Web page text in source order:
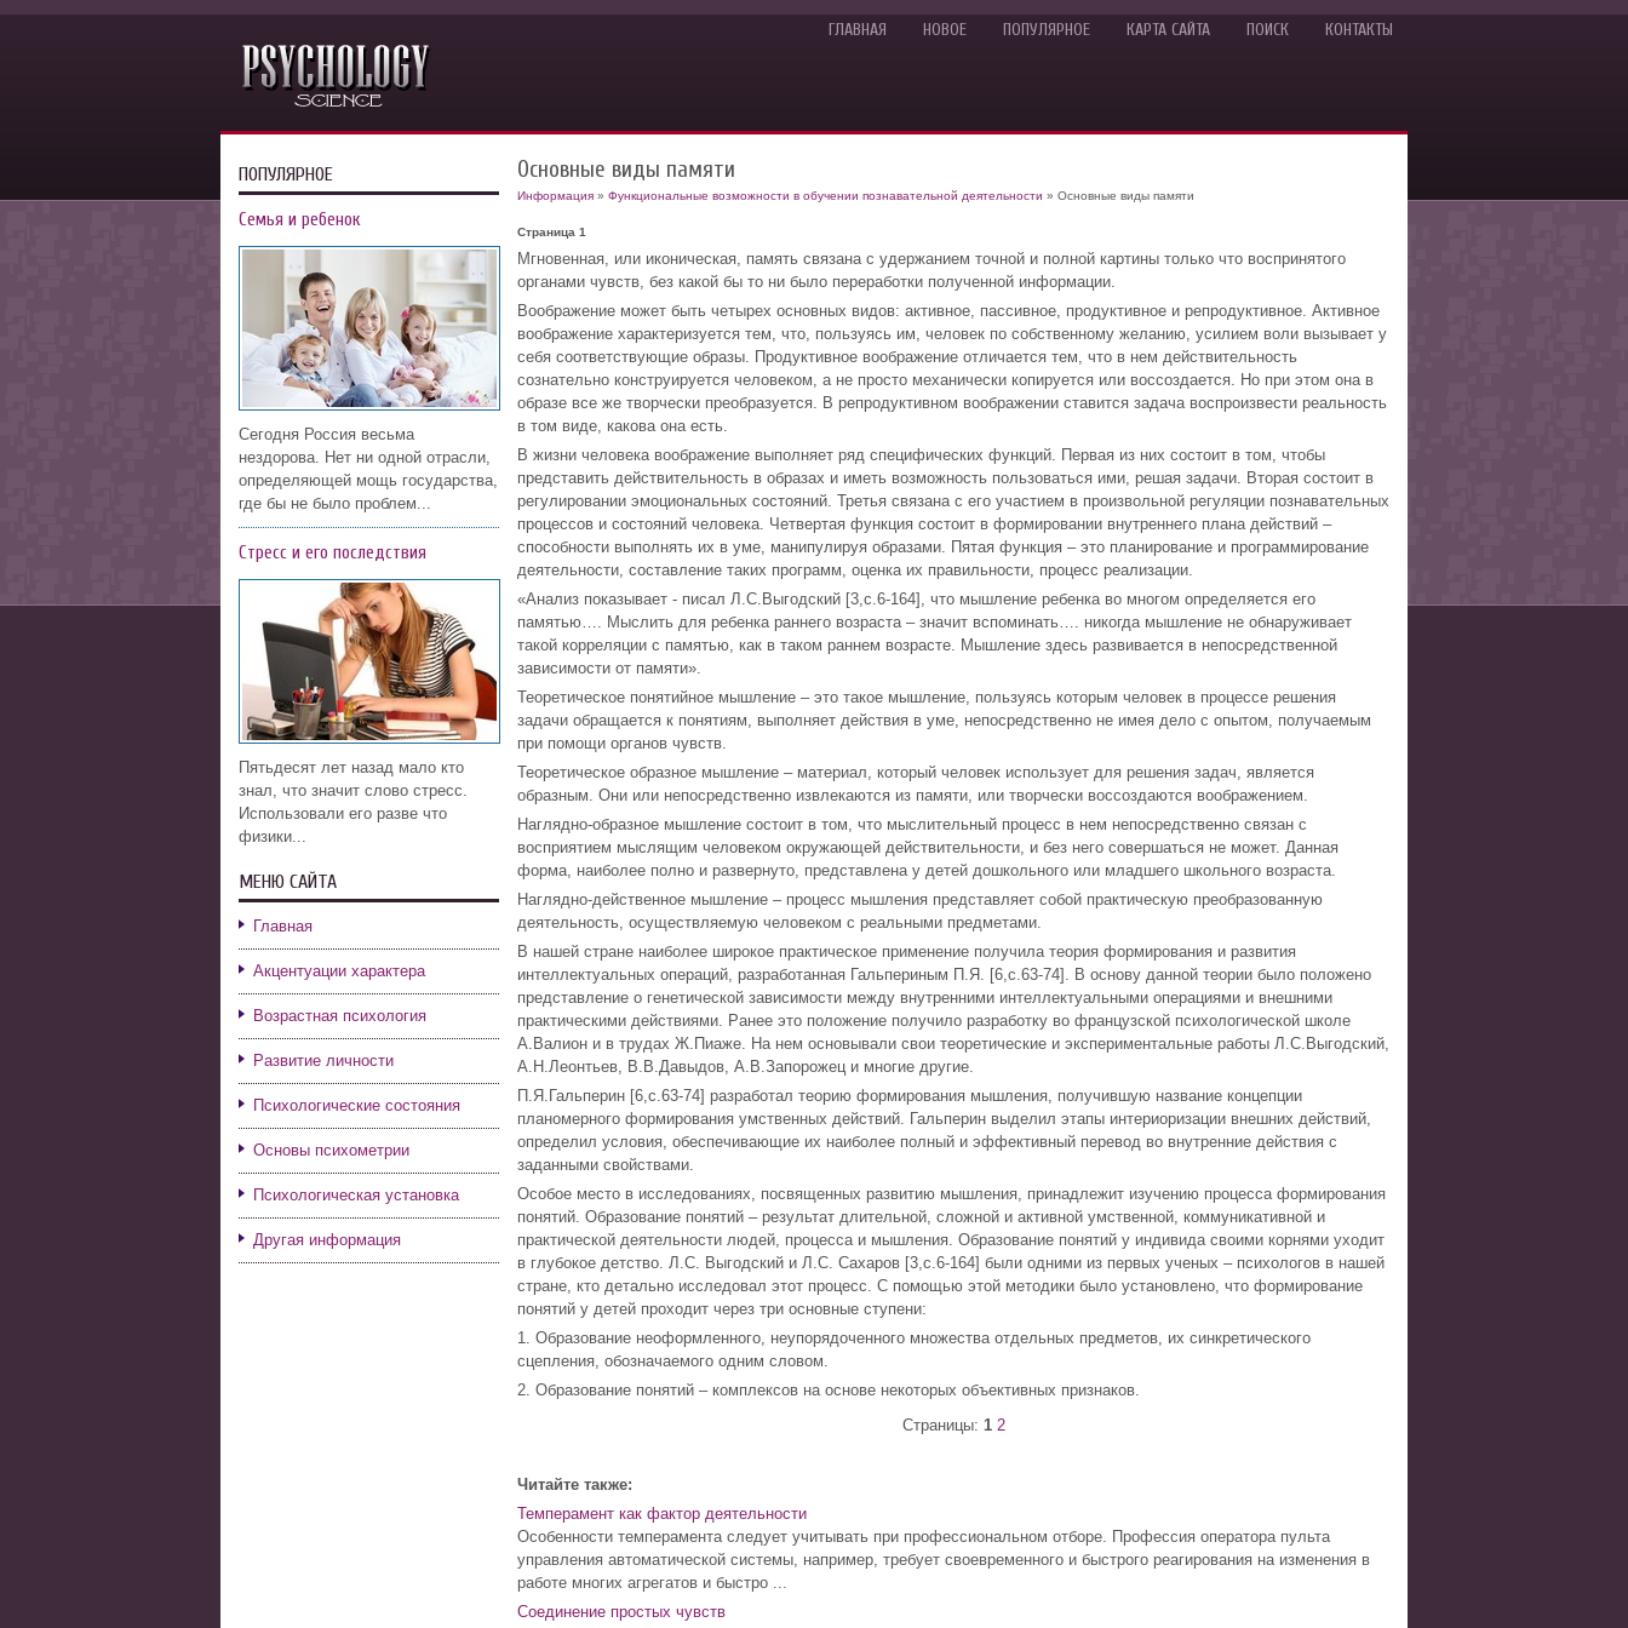
ГЛАВНАЯ НОВОЕ ПОПУЛЯРНОЕ КАРТА САЙТА ПОИСК КОНТАКТЫ
Основные виды памяти
Информация » Функциональные возможности в обучении познавательной деятельности » Основные виды памяти
Страница 1
Мгновенная, или иконическая, память связана с удержанием точной и полной картины только что воспринятого
органами чувств, без какой бы то ни было переработки полученной информации.
Воображение может быть четырех основных видов: активное, пассивное, продуктивное и репродуктивное. Активное
воображение характеризуется тем, что, пользуясь им, человек по собственному желанию, усилием воли вызывает у
себя соответствующие образы. Продуктивное воображение отличается тем, что в нем действительность
сознательно конструируется человеком, а не просто механически копируется или воссоздается. Но при этом она в
образе все же творчески преобразуется. В репродуктивном воображении ставится задача воспроизвести реальность
в том виде, какова она есть.
В жизни человека воображение выполняет ряд специфических функций. Первая из них состоит в том, чтобы
представить действительность в образах и иметь возможность пользоваться ими, решая задачи. Вторая состоит в
регулировании эмоциональных состояний. Третья связана с его участием в произвольной регуляции познавательных
процессов и состояний человека. Четвертая функция состоит в формировании внутреннего плана действий –
способности выполнять их в уме, манипулируя образами. Пятая функция – это планирование и программирование
деятельности, составление таких программ, оценка их правильности, процесс реализации.
«Анализ показывает - писал Л.С.Выгодский [3,с.6-164], что мышление ребенка во многом определяется его
памятью…. Мыслить для ребенка раннего возраста – значит вспоминать…. никогда мышление не обнаруживает
такой корреляции с памятью, как в таком раннем возрасте. Мышление здесь развивается в непосредственной
зависимости от памяти».
Теоретическое понятийное мышление – это такое мышление, пользуясь которым человек в процессе решения
задачи обращается к понятиям, выполняет действия в уме, непосредственно не имея дело с опытом, получаемым
при помощи органов чувств.
Теоретическое образное мышление – материал, который человек использует для решения задач, является
образным. Они или непосредственно извлекаются из памяти, или творчески воссоздаются воображением.
Наглядно-образное мышление состоит в том, что мыслительный процесс в нем непосредственно связан с
восприятием мыслящим человеком окружающей действительности, и без него совершаться не может. Данная
форма, наиболее полно и развернуто, представлена у детей дошкольного или младшего школьного возраста.
Наглядно-действенное мышление – процесс мышления представляет собой практическую преобразованную
деятельность, осуществляемую человеком с реальными предметами.
В нашей стране наиболее широкое практическое применение получила теория формирования и развития
интеллектуальных операций, разработанная Гальпериным П.Я. [6,с.63-74]. В основу данной теории было положено
представление о генетической зависимости между внутренними интеллектуальными операциями и внешними
практическими действиями. Ранее это положение получило разработку во французской психологической школе
А.Валион и в трудах Ж.Пиаже. На нем основывали свои теоретические и экспериментальные работы Л.С.Выгодский,
А.Н.Леонтьев, В.В.Давыдов, А.В.Запорожец и многие другие.
П.Я.Гальперин [6,с.63-74] разработал теорию формирования мышления, получившую название концепции
планомерного формирования умственных действий. Гальперин выделил этапы интериоризации внешних действий,
определил условия, обеспечивающие их наиболее полный и эффективный перевод во внутренние действия с
заданными свойствами.
Особое место в исследованиях, посвященных развитию мышления, принадлежит изучению процесса формирования
понятий. Образование понятий – результат длительной, сложной и активной умственной, коммуникативной и
практической деятельности людей, процесса и мышления. Образование понятий у индивида своими корнями уходит
в глубокое детство. Л.С. Выгодский и Л.С. Сахаров [3,с.6-164] были одними из первых ученых – психологов в нашей
стране, кто детально исследовал этот процесс. С помощью этой методики было установлено, что формирование
понятий у детей проходит через три основные ступени:
1. Образование неоформленного, неупорядоченного множества отдельных предметов, их синкретического
сцепления, обозначаемого одним словом.
2. Образование понятий – комплексов на основе некоторых объективных признаков.
Страницы: 1 2
Читайте также:
Темперамент как фактор деятельности
Особенности темперамента следует учитывать при профессиональном отборе. Профессия оператора пульта
управления автоматической системы, например, требует своевременного и быстрого реагирования на изменения в
работе многих агрегатов и быстро ...
Соединение простых чувств
ПОПУЛЯРНОЕ
Семья и ребенок
Сегодня Россия весьма
нездорова. Нет ни одной отрасли,
определяющей мощь государства,
где бы не было проблем...
Стресс и его последствия
Пятьдесят лет назад мало кто
знал, что значит слово стресс.
Использовали его разве что
физики...
МЕНЮ САЙТА
Главная
Акцентуации характера
Возрастная психология
Развитие личности
Психологические состояния
Основы психометрии
Психологическая установка
Другая информация